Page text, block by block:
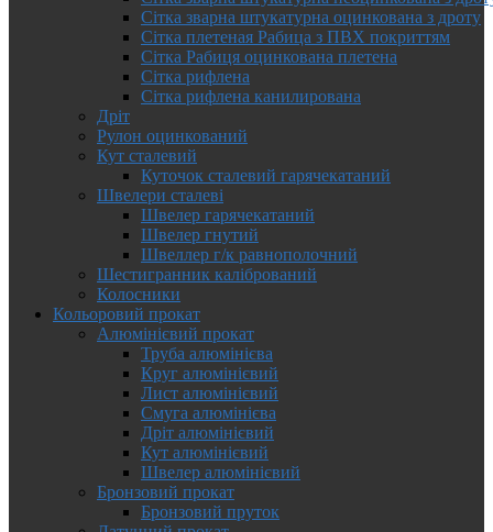
Сітка зварна штукатурна оцинкована з дроту
Сітка плетеная Рабица з ПВХ покриттям
Сітка Рабиця оцинкована плетена
Сітка рифлена
Сітка рифлена канилирована
Дріт
Рулон оцинкований
Кут сталевий
Куточок сталевий гарячекатаний
Швелери сталеві
Швелер гарячекатаний
Швелер гнутий
Швеллер г/к равнополочний
Шестигранник калібрований
Колосники
Кольоровий прокат
Алюмінієвий прокат
Труба алюмінієва
Круг алюмінієвий
Лист алюмінієвий
Смуга алюмінієва
Дріт алюмінієвий
Кут алюмінієвий
Швелер алюмінієвий
Бронзовий прокат
Бронзовий пруток